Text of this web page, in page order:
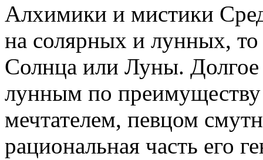
Алхимики и мистики
на солярных и лунных,
Солнца или Луны. Долгое
лунным по
мечтателем, певцом
рациональная часть его